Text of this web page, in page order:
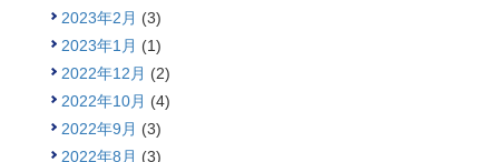
2023年2月 (3)
2023年1月 (1)
2022年12月 (2)
2022年10月 (4)
2022年9月 (3)
2022年8月 (3)